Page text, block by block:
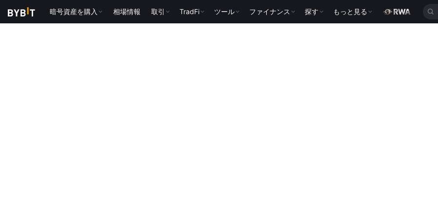
暗号資産を購入 相場情報 取引 TradFi ツール ファイナンス 探す もっと見る